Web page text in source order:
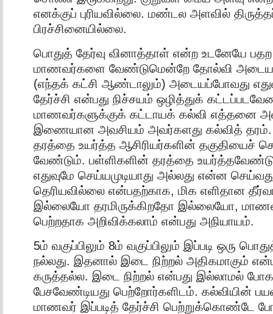
எனக்குப் புரியவில்லை. மண்டல அளவில்
பிரச்சினையில்லை.
பொதுத் தேர்வு வினாத்தாள் என்ற உடனேயே
மாணவர்களை வேண்டுமென்றே தோல்வி அடையச்
(எந்தக் கட்சி ஆண்டாலும்) அடையப்போவது
தேர்ச்சி என்பது நிச்சயம் ஒழித்துக்
மாணவர்களுக்குக் கட்டாயக் கல்வி எத்தனை
இணையான அவசியம் அவர்களது கல்வித் தரம்.
தரத்தை உயர்த்த ஆசிரியர்களின் தகுதியைச்
வேண்டும். பள்ளிகளின் தரத்தை
எதுவுமே செய்யமுடியாது அல்லது என்ன
தெரியவில்லை என்பதற்காக, மிக எளிதான
இல்லையோ தரமிருக்கிறதோ இல்லையோ,
பெற்றதாக அறிவிக்கலாம் என்பது அநியாயம்.
5ம் வகுப்பிலும் 8ம் வகுப்பிலும் இப்படி ஒரு
நல்லது. இதனால் இடை நிற்றல் அதிகமாகும்
கருத்தல்ல. இடை நிற்றல் என்பது இல்லாமல்
பேசவேண்டியது பெற்றோர்களிடம். கல்வியின் பயன்
மாணவர் இப்படித் தேர்ச்சி பெற்றுக்கொண்டே